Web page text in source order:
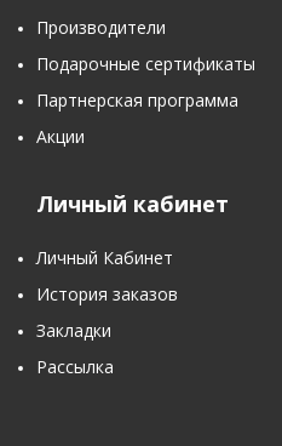
Производители
Подарочные сертификаты
Партнерская программа
Акции
Личный кабинет
Личный Кабинет
История заказов
Закладки
Рассылка